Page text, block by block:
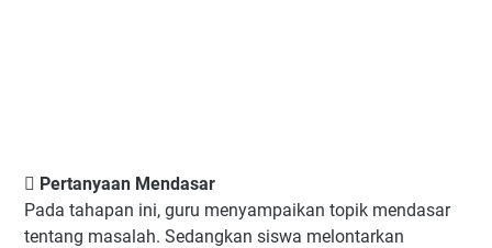
 Pertanyaan Mendasar
Pada tahapan ini, guru menyampaikan topik mendasar
tentang masalah. Sedangkan siswa melontarkan